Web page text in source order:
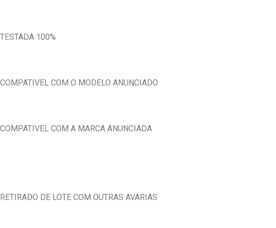
TESTADA 100%
COMPATIVEL COM O MODELO ANUNCIADO
COMPATIVEL COM A MARCA ANUNCIADA
RETIRADO DE LOTE COM OUTRAS AVARIAS